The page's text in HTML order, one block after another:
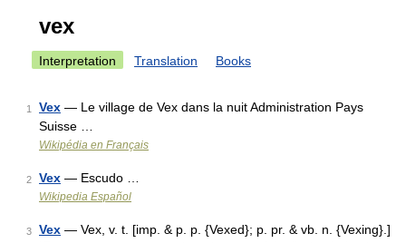
vex
Interpretation Translation Books
1 Vex — Le village de Vex dans la nuit Administration Pays
Suisse …
Wikipédia en Français
2 Vex — Escudo …
Wikipedia Español
3 Vex — Vex, v. t. [imp. & p. p. {Vexed}; p. pr. & vb. n. {Vexing}.]